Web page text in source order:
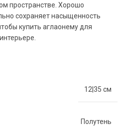
пространстве. Хорошо
сохраняет насыщенность
купить аглаонему для
12|35 см
Полутень